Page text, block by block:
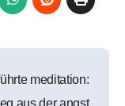
meditation: